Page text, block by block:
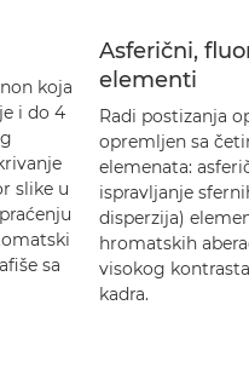
koja
i do 4
slike u
sa
Asferični,
elementi
Radi postizanja
opremljen sa
elemenata:
ispravljanje
disperzija)
hromatskih
visokog
kadra.